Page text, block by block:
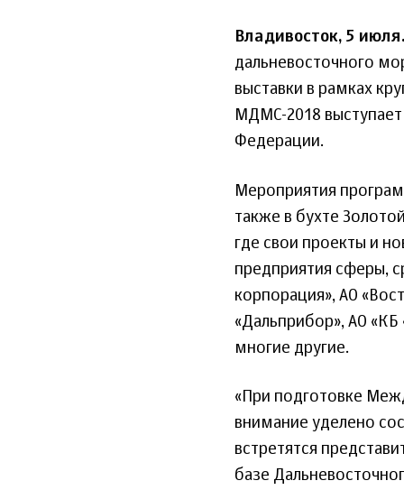
Владивосток, 5
дальневосточного
выставки в рамках
МДМС-2018
Федерации.
Мероприятия
также в бухте
где свои проекты и
предприятия сферы,
корпорация», АО
«Дальприбор», АО
многие другие.
«При подготовке
внимание уделено
встретятся
базе